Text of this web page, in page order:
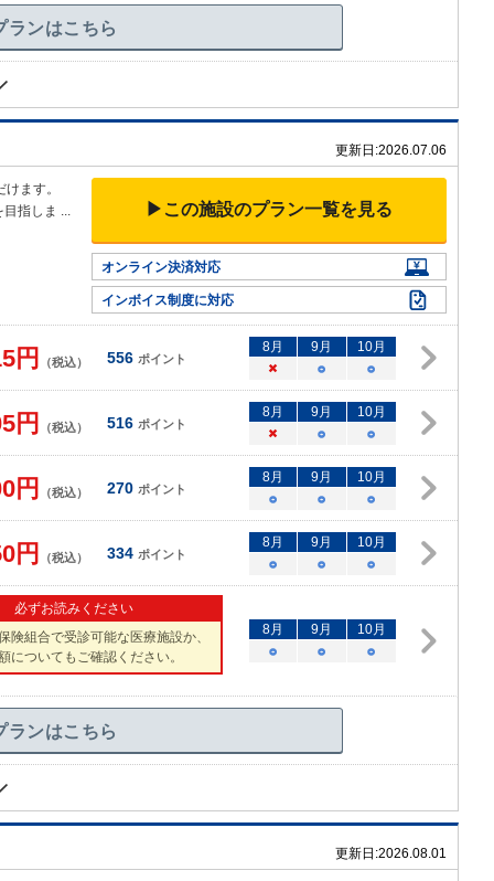
ランはこちら
更新日:2026.07.06
ます。
指しま ... ▶この施設のプラン一覧を見る
オンライン決済対応
インボイス制度に対応
円 （税込） 556 ポイント
8月 9月 10月
×
○ ○
円 （税込） 516 ポイント
8月 9月 10月
×
○ ○
円 （税込） 270 ポイント
8月 9月 10月
○
○ ○
円 （税込） 334 ポイント
8月 9月 10月
○
○ ○
必ずお読みください
険組合で受診可能な医療施設か、
についてもご確認ください。
8月 9月 10月
○
○ ○
ランはこちら
更新日:2026.08.01